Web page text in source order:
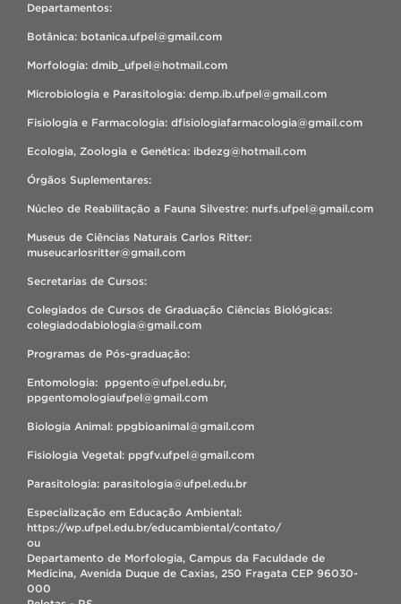
Departamentos:
Botânica: botanica.ufpel@gmail.com
Morfologia: dmib_ufpel@hotmail.com
Microbiologia e Parasitologia: demp.ib.ufpel@gmail.com
Fisiologia e Farmacologia: dfisiologiafarmacologia@gmail.com
Ecologia, Zoologia e Genética: ibdezg@hotmail.com
Órgãos Suplementares:
Núcleo de Reabilitação a Fauna Silvestre: nurfs.ufpel@gmail.com
Museus de Ciências Naturais Carlos Ritter:
museucarlosritter@gmail.com
Secretarias de Cursos:
Colegiados de Cursos de Graduação Ciências Biológicas:
colegiadodabiologia@gmail.com
Programas de Pós-graduação:
Entomologia: ppgento@ufpel.edu.br,
ppgentomologiaufpel@gmail.com
Biologia Animal: ppgbioanimal@gmail.com
Fisiologia Vegetal: ppgfv.ufpel@gmail.com
Parasitologia: parasitologia@ufpel.edu.br
Especialização em Educação Ambiental:
https://wp.ufpel.edu.br/educambiental/contato/
ou
Departamento de Morfologia, Campus da Faculdade de
Medicina, Avenida Duque de Caxias, 250 Fragata CEP 96030-
000